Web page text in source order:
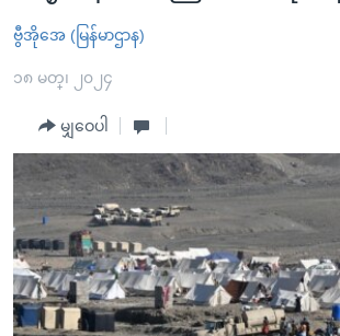
များ
ပင်မ
ကျော်
ကြည့်
ရန်
ပင်မ
အ
ညွန်း
နိုင်ငံတကာ
အစ္စရေး-ပါလက်စတိုင်း
ဗွီဒီယို
အင်္ဂလိပ်စာလေ့လာမယ်
အမေရိကန်သုံးအီဒီယံ
မကြေးမုံရဲ့ အင်္ဂလိပ်စာ
ရုပ်ရှင်ထဲက အင်္ဂလိပ်စာ
သုတပဒေသာ အင်္ဂလိပ်စာ
အပတ်စဉ်ကဏ္ဍများ
ရေဒီယို
တီဗွီ
ရေဒီယိုနှင့်ရုပ်သံ အချက်အလက်များ
ရေဒီယို/တီဗွီအစီအစဉ်
Learning English
ဗွီအိုအေ (မြန်မာဌာန)
၁၈ မတ္၊ ၂၀၂၄
မျှဝေပါ